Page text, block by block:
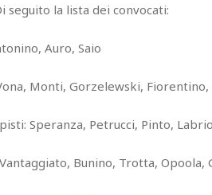
seguito la lista dei convocati:
Auro, Saio
Monti, Gorzelewski,
Speranza, Petrucci, Pinto,
Bunino, Trotta, Opoola,